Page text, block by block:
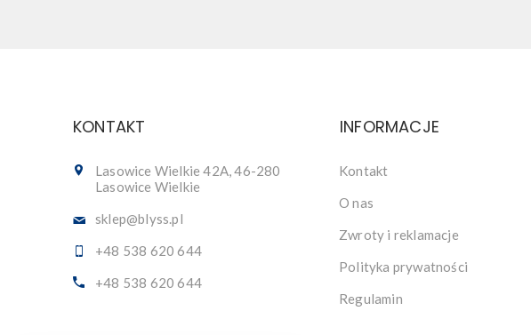
KONTAKT
Lasowice Wielkie 42A, 46-280
Lasowice Wielkie
sklep@blyss.pl
+48 538 620 644
+48 538 620 644
INFORMACJE
Kontakt
O nas
Zwroty i reklamacje
Polityka prywatności
Regulamin